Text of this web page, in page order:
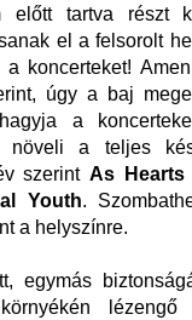
előtt tartva részt
el a felsorolt
koncerteket!
úgy a baj
a
növeli a teljes
szerintAs Hearts
Youth.
a helyszínre.
egymás
lézengő